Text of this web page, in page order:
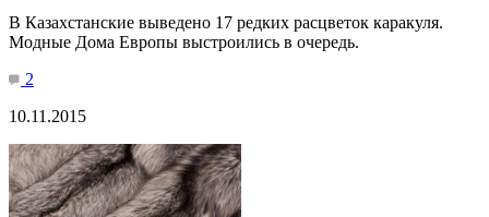
В Казахстанские выведено 17 редких расцветок каракуля.
Модные Дома Европы выстроились в очередь.
2
10.11.2015